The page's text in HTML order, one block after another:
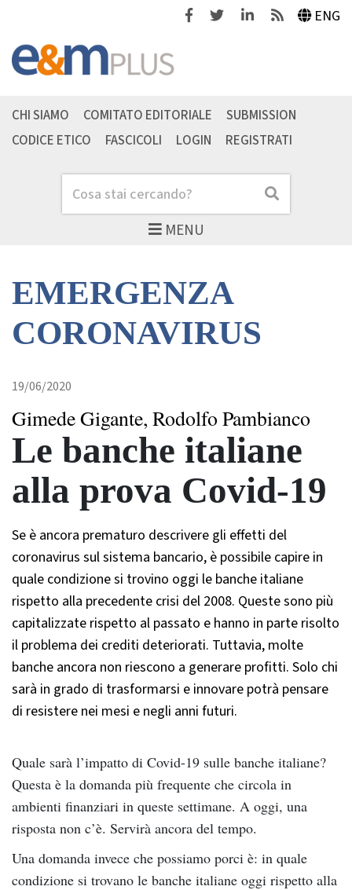
FacebookTwitterLinkedinFeeds ENG
MENU
Cerca Cerca
CHI SIAMO COMITATO EDITORIALE
SUBMISSION
CODICE ETICO
FASCICOLI LOGIN REGISTRATI
EMERGENZA
CORONAVIRUS
19/06/2020
Gimede Gigante, Rodolfo Pambianco
Le banche italiane
alla prova Covid-19
Se è ancora prematuro descrivere gli effetti del
coronavirus sul sistema bancario, è possibile capire in
quale condizione si trovino oggi le banche italiane
rispetto alla precedente crisi del 2008. Queste sono più
capitalizzate rispetto al passato e hanno in parte risolto
il problema dei crediti deteriorati. Tuttavia, molte
banche ancora non riescono a generare profitti. Solo chi
sarà in grado di trasformarsi e innovare potrà pensare
di resistere nei mesi e negli anni futuri.
Quale sarà l’impatto di Covid-19 sulle banche italiane?
Questa è la domanda più frequente che circola in
ambienti finanziari in queste settimane. A oggi, una
risposta non c’è. Servirà ancora del tempo.
Una domanda invece che possiamo porci è: in quale
condizione si trovano le banche italiane oggi rispetto alla